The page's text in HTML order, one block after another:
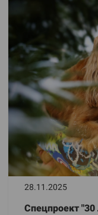
28.11.2025
Спецпроект